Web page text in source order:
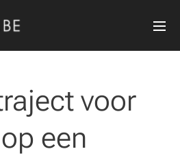
voor
een